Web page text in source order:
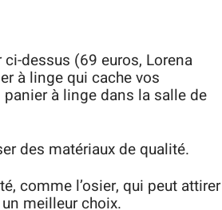
dessus (69 euros, Lorena
à linge qui cache vos
à linge dans la salle de
des matériaux de qualité.
comme l’osier, qui peut attirer
meilleur choix.